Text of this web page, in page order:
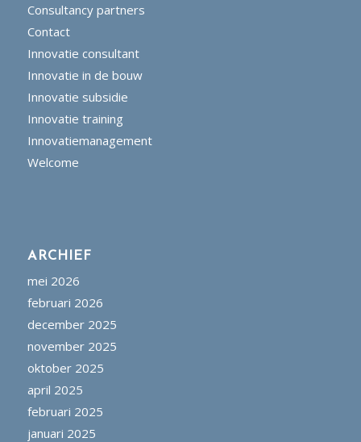
Consultancy partners
Contact
Innovatie consultant
Innovatie in de bouw
Innovatie subsidie
Innovatie training
Innovatiemanagement
Welcome
ARCHIEF
mei 2026
februari 2026
december 2025
november 2025
oktober 2025
april 2025
februari 2025
januari 2025